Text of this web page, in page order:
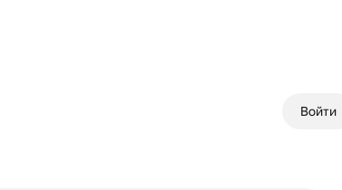
Войти